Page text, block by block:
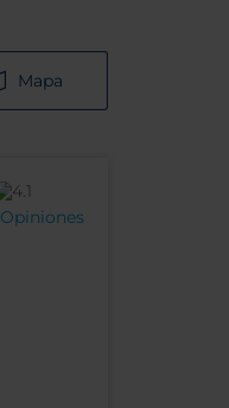
Mapa
Opiniones